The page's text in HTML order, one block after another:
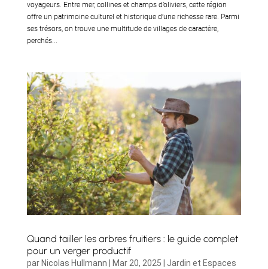
voyageurs. Entre mer, collines et champs d’oliviers, cette région
offre un patrimoine culturel et historique d’une richesse rare. Parmi
ses trésors, on trouve une multitude de villages de caractère,
perchés...
Quand tailler les arbres fruitiers : le guide complet
pour un verger productif
par Nicolas Hullmann Mar 20, 2025
Jardin et Espaces